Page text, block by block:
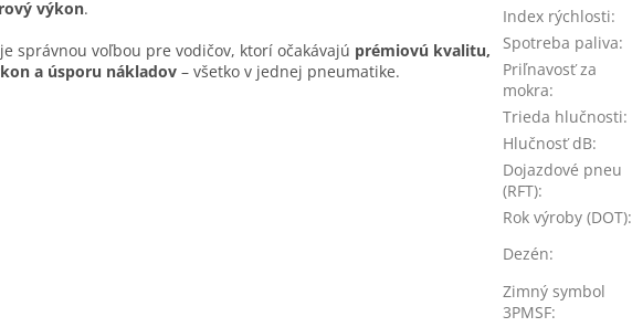
výkon.
správnou voľbou pre vodičov, ktorí očakávajú prémiovú kvalitu,
a úsporu nákladov – všetko v jednej pneumatike.
Index rýchlosti:
Spotreba paliva:
Priľnavosť za
mokra:
Trieda hlučnosti:
Hlučnosť dB:
Dojazdové pneu
(RFT):
Rok výroby (DOT):
Dezén:
Zimný symbol
3PMSF: